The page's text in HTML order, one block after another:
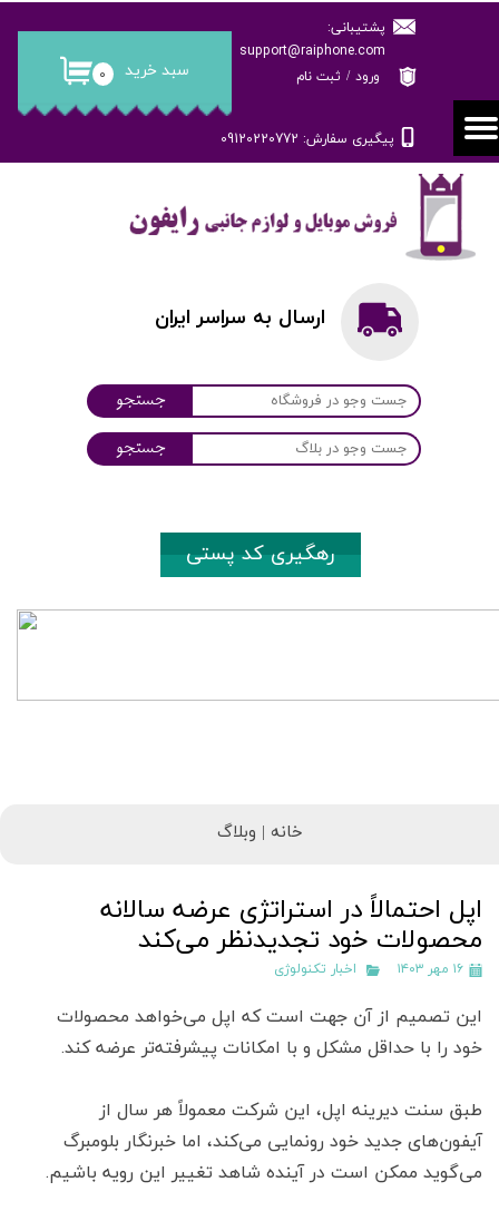
پشتیبانی:
support@raiphone.com
پیگیری سفارش: 09120220772
۰ سبد خرید ورود / ثبت نام
حساب کاربری من
تغییر گذر واژه
سفارشات
خروج از حساب کاربری
جستجو
جستجو
ارسال به سراسر ایران
رهگیری کد پستی
خانه | وبلاگ
اپل احتمالاً در استراتژی عرضه سالانه
محصولات خود تجدیدنظر می‌کند
۱۶ مهر ۱۴۰۳ اخبار تکنولوژی
این تصمیم از آن جهت است که اپل می‌خواهد محصولات
خود را با حداقل مشکل و با امکانات پیشرفته‌تر عرضه کند.
طبق سنت دیرینه اپل، این شرکت معمولاً هر سال از
آیفون‌های جدید خود رونمایی می‌کند، اما خبرنگار بلومبرگ
می‌گوید ممکن است در آینده شاهد تغییر این رویه باشیم.